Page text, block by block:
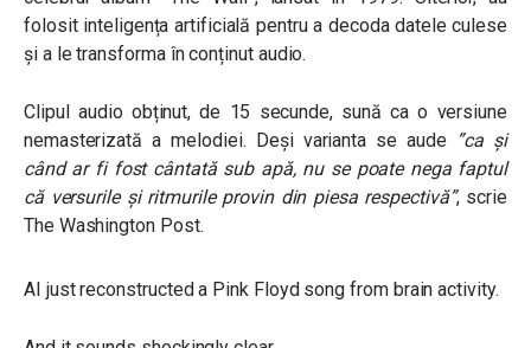
folosit inteligența artificială pentru a decoda datele culese
și a le transforma în conținut audio.
Clipul audio obținut, de 15 secunde, sună ca o versiune
nemasterizată a melodiei. Deși varianta se aude ”ca și
când ar fi fost cântată sub apă, nu se poate nega faptul
că versurile și ritmurile provin din piesa respectivă”, scrie
The Washington Post.
AI just reconstructed a Pink Floyd song from brain activity.